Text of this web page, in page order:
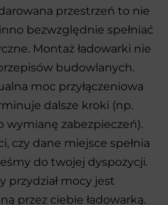
przestrzeń to nie
bezwzględnie spełniać
Montaż ładowarki nie
budowlanych.
moc przyłączeniowa
dalsze kroki (np.
wymianę zabezpieczeń).
czy dane miejsce spełnia
do twojej dyspozycji.
przydział mocy jest
przez ciebie ładowarką.